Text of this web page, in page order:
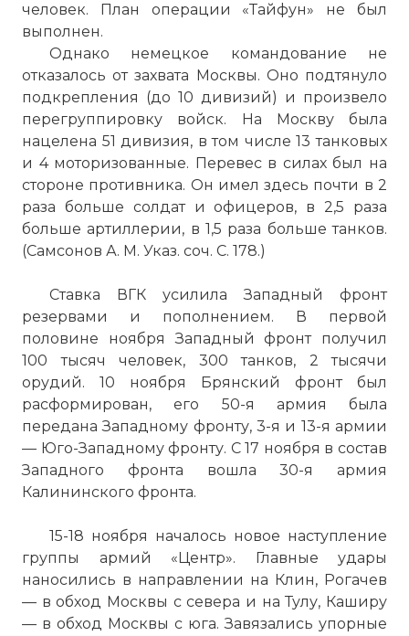
человек. План операции «Тайфун» не был
выполнен.
Однако немецкое командование не
отказалось от захвата Москвы. Оно подтянуло
подкрепления (до 10 дивизий) и произвело
перегруппировку войск. На Москву была
нацелена 51 дивизия, в том числе 13 танковых
и 4 моторизованные. Перевес в силах был на
стороне противника. Он имел здесь почти в 2
раза больше солдат и офицеров, в 2,5 раза
больше артиллерии, в 1,5 раза больше танков.
(Самсонов А. М. Указ. соч. С. 178.)
Ставка ВГК усилила Западный фронт
резервами и пополнением. В первой
половине ноября Западный фронт получил
100 тысяч человек, 300 танков, 2 тысячи
орудий. 10 ноября Брянский фронт был
расформирован, его 50-я армия была
передана Западному фронту, 3-я и 13-я армии
— Юго-Западному фронту. С 17 ноября в состав
Западного фронта вошла 30-я армия
Калининского фронта.
15-18 ноября началось новое наступление
группы армий «Центр». Главные удары
наносились в направлении на Клин, Рогачев
— в обход Москвы с севера и на Тулу, Каширу
— в обход Москвы с юга. Завязались упорные